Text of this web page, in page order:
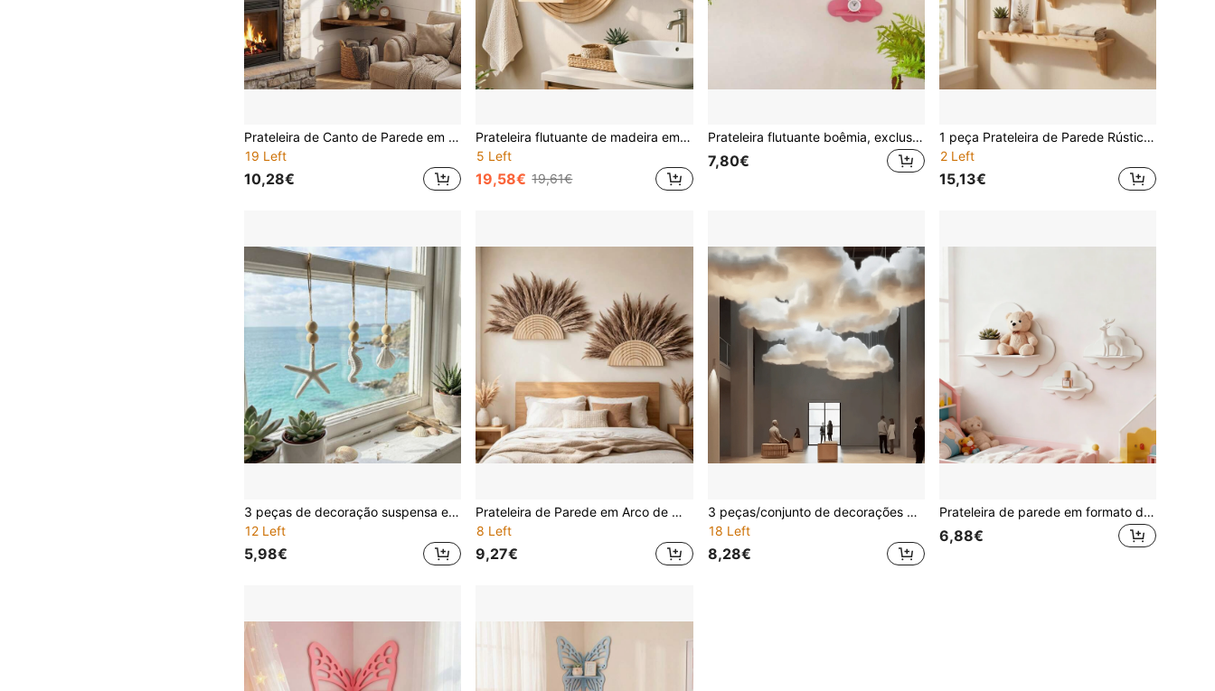
Prateleira de Canto de Parede em Madeira, Prateleira Flutuante Rústica de Canto para Decoração de Parede, Prateleira de Arrumação para Plantas, Livros, Quarto e Sala de Estar, Poupa Espaço
19 Left
10,28€
Prateleira flutuante de madeira em forma de concha estilo boémio, suporte de arrumação criativo para parede, adequada para casa de banho, decoração de sala de estar, organização doméstica estilo campestre
5 Left
19,58€ 19,61€
Prateleira flutuante boêmia, exclusiva prateleira de armazenamento em formato de nuvem de madeira ondulada, adequada para vários tipos de cômodos, design decorativo adorável para quarto elegante de meninas
7,80€
1 peça Prateleira de Parede Rústica em Madeira com Borda Ondulada - Prateleira Flutuante Decorativa para Plantas, Livros e Especiarias - Suporte de Arrumação de Parede em Madeira Maciça para Decoração de Cozinha, Quarto e Sala de Estar
2 Left
15,13€
3 peças de decoração suspensa em madeira estilo mediterrânico, formas de estrela-do-mar, cavalo-marinho e concha, decoração de parede e janela com corda, tema de praia de verão para casa, adereços para fotos de festa
12 Left
5,98€
Prateleira de Parede em Arco de Madeira Estilo Boémio, Adequada para Exibir Plantas e Vasos, Suporte Criativo Suspenso para Vasos de Flores, Adequada para Decoração de Casa de Banho e Sala de Estar, Ferramenta Minimalista de Organização Doméstica
8 Left
9,27€
3 peças/conjunto de decorações de casamento em nuvem, adereços de cenário de palco, decoração de parede de nuvem branca falsa, decoração de quarto, dia dos namorados, dia das mães, decoração de casa, decoração de quarto, decoração de parede
18 Left
8,28€
Prateleira de parede em formato de nuvem estilo nórdico, suporte decorativo para quarto infantil, prateleira flutuante charmosa.
6,88€